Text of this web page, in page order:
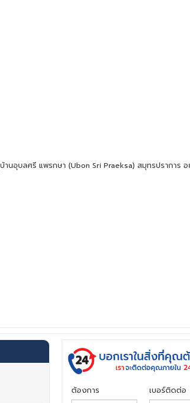
นอุบลศรี แพรกษา (Ubon Sri Praeksa) สมุทรปราการ
ต้องการ เบอร์ติดต่อ